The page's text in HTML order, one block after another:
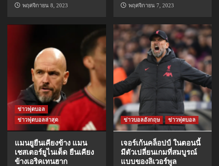
พฤศจิกายน 8, 2023
พฤศจิกายน 7, 2023
ข่าวฟุตบอล
ข่าวฟุตบอลล่าสุด
แมนยูยืนเคียงข้าง แมน
เชสเตอร์ยูไนเต็ด ยืนเคียง
ข้างเอริคเทนฮาก
ข่าวบอลอังกฤษ ข่าวฟุตบอล
เจอร์เก้นคล็อปป์ ในตอนนี้
มีตัวเปลี่ยนเกมที่สมบูรณ์
แบบของลิเวอร์พูล